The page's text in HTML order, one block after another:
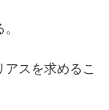
スを求めるこ